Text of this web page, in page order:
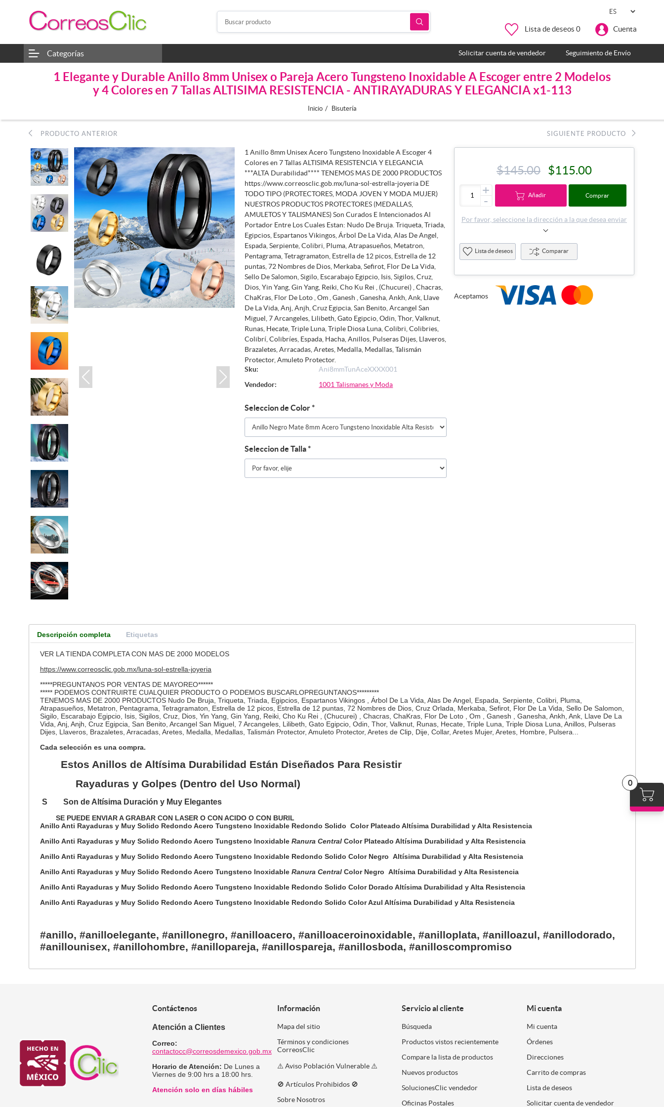
Lista de deseos 0 Cuenta
0
Categorías Solicitar cuenta de vendedor Seguimiento de Envío
1 Elegante y Durable Anillo 8mm Unisex o Pareja Acero Tungsteno Inoxidable A Escoger entre 2 Modelos
y 4 Colores en 7 Tallas ALTISIMA RESISTENCIA - ANTIRAYADURAS Y ELEGANCIA x1-113
Inicio / Bisutería
PRODUCTO ANTERIOR SIGUIENTE PRODUCTO
1 Anillo 8mm Unisex Acero Tungsteno Inoxidable A Escoger 4
Colores en 7 Tallas ALTISIMA RESISTENCIA Y ELEGANCIA
***ALTA Durabilidad**** TENEMOS MAS DE 2000 PRODUCTOS
https://www.correosclic.gob.mx/luna-sol-estrella-joyeria DE
TODO TIPO (PROTECTORES, MODA JOVEN Y MODA MUJER)
NUESTROS PRODUCTOS PROTECTORES (MEDALLAS,
AMULETOS Y TALISMANES) Son Curados E Intencionados Al
Portador Entre Los Cuales Estan: Nudo De Bruja. Triqueta, Triada,
Egipcios, Espartanos Vikingos, Árbol De La Vida, Alas De Angel,
Espada, Serpiente, Colibri, Pluma, Atrapasueños, Metatron,
Pentagrama, Tetragramaton, Estrella de 12 picos, Estrella de 12
puntas, 72 Nombres de Dios, Merkaba, Sefirot, Flor De La Vida,
Sello De Salomon, Sigilo, Escarabajo Egipcio, Isis, Sigilos, Cruz,
Dios, Yin Yang, Gin Yang, Reiki, Cho Ku Rei , (Chucurei) , Chacras,
ChaKras, Flor De Loto , Om , Ganesh , Ganesha, Ankh, Ank, Llave
De La Vida, Anj, Anjh, Cruz Egipcia, San Benito, Arcangel San
Miguel, 7 Arcangeles, Lilibeth, Gato Egipcio, Odin, Thor, Valknut,
Runas, Hecate, Triple Luna, Triple Diosa Luna, Colibri, Colibries,
Colibrí, Colibríes, Espada, Hacha, Anillos, Pulseras Dijes, Llaveros,
Brazaletes, Arracadas, Aretes, Medalla, Medallas, Talismán
Protector, Amuleto Protector.
Sku:
Ani8mmTunAceXXXX001
Vendedor:
1001 Talismanes y Moda
Seleccion de Color*
Seleccion de Talla*
$145.00 $115.00
+
- Añadir Comprar
Por favor, seleccione la dirección a la que desea enviar
Lista de deseos Comparar
Aceptamos
Descripción completa Etiquetas
VER LA TIENDA COMPLETA CON MAS DE 2000 MODELOS
https://www.correosclic.gob.mx/luna-sol-estrella-joyeria
*****PREGUNTANOS POR VENTAS DE MAYOREO******
***** PODEMOS CONTRUIRTE CUALQUIER PRODUCTO O PODEMOS BUSCARLOPREGUNTANOS*********
TENEMOS MAS DE 2000 PRODUCTOS Nudo De Bruja, Triqueta, Triada, Egipcios, Espartanos Vikingos , Árbol De La Vida, Alas De Angel, Espada, Serpiente, Colibri, Pluma,
Atrapasueños, Metatron, Pentagrama, Tetragramaton, Estrella de 12 picos, Estrella de 12 puntas, 72 Nombres de Dios, Cruz Orlada, Merkaba, Sefirot, Flor De La Vida, Sello De Salomon,
Sigilo, Escarabajo Egipcio, Isis, Sigilos, Cruz, Dios, Yin Yang, Gin Yang, Reiki, Cho Ku Rei , (Chucurei) , Chacras, ChaKras, Flor De Loto , Om , Ganesh , Ganesha, Ankh, Ank, Llave De La
Vida, Anj, Anjh, Cruz Egipcia, San Benito, Arcangel San Miguel, 7 Arcangeles, Lilibeth, Gato Egipcio, Odin, Thor, Valknut, Runas, Hecate, Triple Luna, Triple Diosa Luna, Anillos, Pulseras
Dijes, Llaveros, Brazaletes, Arracadas, Aretes, Medalla, Medallas, Talismán Protector, Amuleto Protector, Aretes de Clip, Dije, Collar, Aretes Mujer, Aretes, Hombre, Pulsera...
Cada selección es una compra.
Estos Anillos de Altísima Durabilidad Están Diseñados Para Resistir
Rayaduras y Golpes (Dentro del Uso Normal)
S Son de Altísima Duración y Muy Elegantes
SE PUEDE ENVIAR A GRABAR CON LASER O CON ACIDO O CON BURIL
Anillo Anti Rayaduras y Muy Solido Redondo Acero Tungsteno Inoxidable Redondo Solido Color Plateado Altísima Durabilidad y Alta Resistencia
Anillo Anti Rayaduras y Muy Solido Redondo Acero Tungsteno Inoxidable Ranura CentralColor Plateado Altísima Durabilidad y Alta Resistencia
Anillo Anti Rayaduras y Muy Solido Redondo Acero Tungsteno Inoxidable Redondo Solido Color Negro Altísima Durabilidad y Alta Resistencia
Anillo Anti Rayaduras y Muy Solido Redondo Acero Tungsteno Inoxidable Ranura Central Color Negro Altísima Durabilidad y Alta Resistencia
Anillo Anti Rayaduras y Muy Solido Redondo Acero Tungsteno Inoxidable Redondo Solido Color Dorado Altísima Durabilidad y Alta Resistencia
Anillo Anti Rayaduras y Muy Solido Redondo Acero Tungsteno Inoxidable Redondo Solido Color Azul Altísima Durabilidad y Alta Resistencia
#anillo, #anilloelegante, #anillonegro, #anilloacero, #anilloaceroinoxidable, #anilloplata, #anilloazul, #anillodorado,
#anillounisex, #anillohombre, #anillopareja, #anillospareja, #anillosboda, #anilloscompromiso
Contáctenos
Atención a Clientes
Correo:
contactocc@correosdemexico.gob.mx
Horario de Atención: De Lunes a
Viernes de 9:00 hrs a 18:00 hrs.
Atención solo en días hábiles
Información
Mapa del sitio
Términos y condiciones
CorreosClic
⚠️ Aviso Población Vulnerable ⚠️
🚫 Artículos Prohibidos 🚫
Sobre Nosotros
Servicio al cliente
Búsqueda
Productos vistos recientemente
Compare la lista de productos
Nuevos productos
SolucionesClic vendedor
Oficinas Postales
Mi cuenta
Mi cuenta
Órdenes
Direcciones
Carrito de compras
Lista de deseos
Solicitar cuenta de vendedor